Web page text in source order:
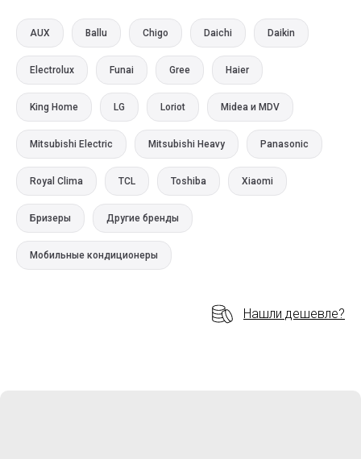
AUX Ballu Chigo Daichi Daikin
Electrolux Funai Gree Haier
King Home LG Loriot Midea и MDV
Mitsubishi Electric Mitsubishi Heavy Panasonic
Royal Clima TCL Toshiba Xiaomi
Бризеры Другие бренды
Мобильные кондиционеры
Нашли дешевле?